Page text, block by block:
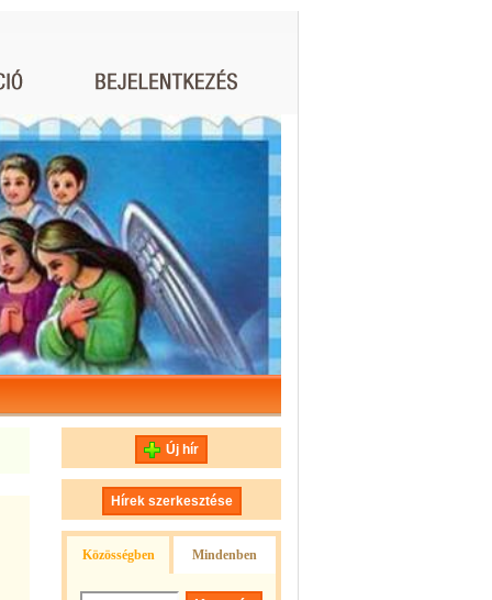
Új hír
Hírek szerkesztése
Közösségben Mindenben